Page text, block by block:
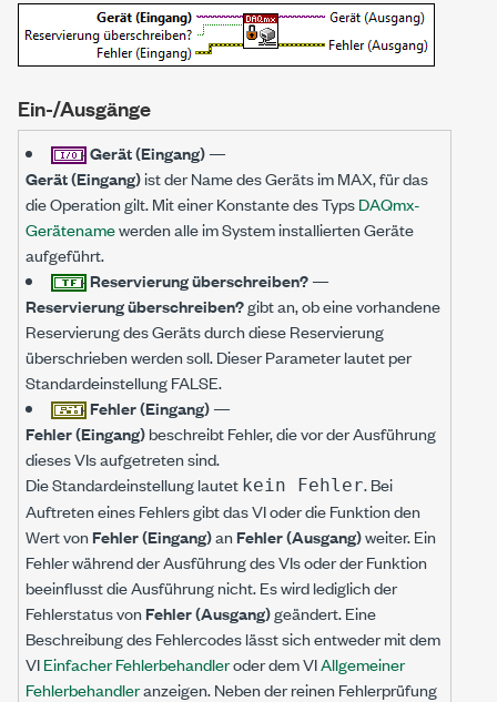
Ein-/Ausgänge
Gerät (Eingang)—
Gerät (Eingang)ist der Name des Geräts im MAX, für das
die Operation gilt. Mit einer Konstante des TypsDAQmx-
Gerätenamewerden alle im System installierten Geräte
aufgeführt.
Reservierung überschreiben?—
Reservierung überschreiben?gibt an, ob eine vorhandene
Reservierung des Geräts durch diese Reservierung
überschrieben werden soll. Dieser Parameter lautet per
Standardeinstellung FALSE.
Fehler (Eingang)—
Fehler (Eingang)beschreibt Fehler, die vor der Ausführung
dieses VIs aufgetreten sind.
Die Standardeinstellung lautet kein Fehler. Bei
Auftreten eines Fehlers gibt das VI oder die Funktion den
Wert vonFehler (Eingang)anFehler (Ausgang)weiter. Ein
Fehler während der Ausführung des VIs oder der Funktion
beeinflusst die Ausführung nicht. Es wird lediglich der
Fehlerstatus vonFehler (Ausgang)geändert. Eine
Beschreibung des Fehlercodes lässt sich entweder mit dem
VIEinfacher Fehlerbehandleroder dem VIAllgemeiner
Fehlerbehandleranzeigen. Neben der reinen Fehlerprüfung